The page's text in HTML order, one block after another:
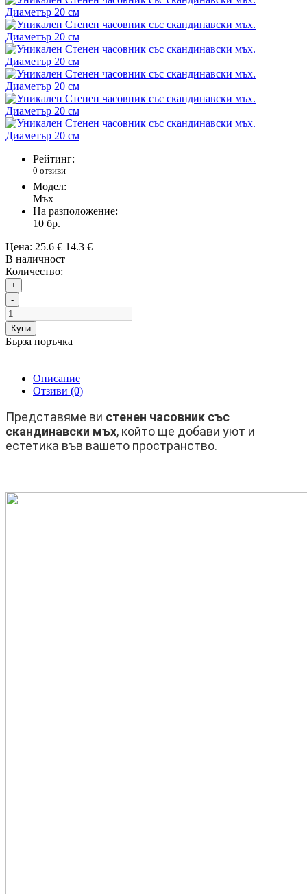
Рейтинг:
0 отзиви
Модел:
Мъх
На разположение:
10 бр.
Цена: 25.6 € 14.3 €
В наличност
Количество:
+
-
Купи
Бърза поръчка
Описание
Отзиви (0)
Представяме ви стенен часовник със
скандинавски мъх, който ще добави уют и
естетика във вашето пространство.